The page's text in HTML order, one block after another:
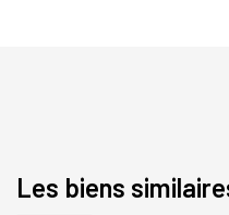
Les biens